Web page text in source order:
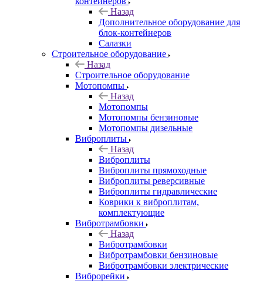
Назад
Дополнительное оборудование для
блок-контейнеров
Салазки
Строительное оборудование
Назад
Строительное оборудование
Мотопомпы
Назад
Мотопомпы
Мотопомпы бензиновые
Мотопомпы дизельные
Виброплиты
Назад
Виброплиты
Виброплиты прямоходные
Виброплиты реверсивные
Виброплиты гидравлические
Коврики к виброплитам,
комплектующие
Вибротрамбовки
Назад
Вибротрамбовки
Вибротрамбовки бензиновые
Вибротрамбовки электрические
Виброрейки